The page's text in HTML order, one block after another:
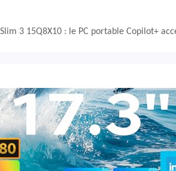
Slim 3 15Q8X10 : le PC portable Copilot+